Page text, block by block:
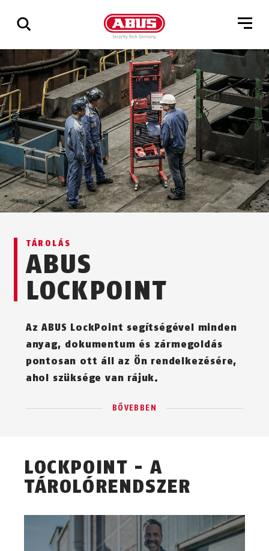
Összes
találat
mutatása
TÁROLÁS
ABUS
LOCKPOINT
Az ABUS LockPoint segítségével minden
anyag, dokumentum és zármegoldás
pontosan ott áll az Ön rendelkezésére,
ahol szüksége van rájuk.
BŐVEBBEN
LOCKPOINT - A
TÁROLÓRENDSZER